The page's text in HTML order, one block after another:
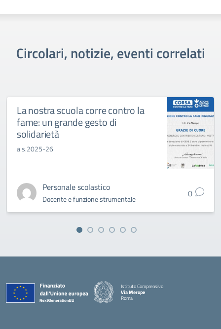
Circolari, notizie, eventi correlati
La nostra scuola corre contro la
fame: un grande gesto di
solidarietà
a.s.2025-26
Personale scolastico
Docente e funzione strumentale 0
Istituto Comprensivo
Via Merope
Roma